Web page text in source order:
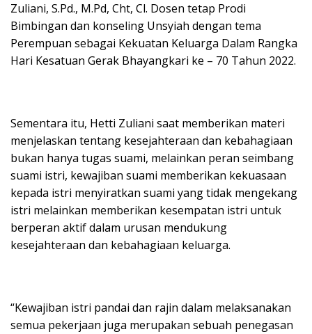
Zuliani, S.Pd., M.Pd, Cht, Cl. Dosen tetap Prodi
Bimbingan dan konseling Unsyiah dengan tema
Perempuan sebagai Kekuatan Keluarga Dalam Rangka
Hari Kesatuan Gerak Bhayangkari ke – 70 Tahun 2022.
Sementara itu, Hetti Zuliani saat memberikan materi
menjelaskan tentang kesejahteraan dan kebahagiaan
bukan hanya tugas suami, melainkan peran seimbang
suami istri, kewajiban suami memberikan kekuasaan
kepada istri menyiratkan suami yang tidak mengekang
istri melainkan memberikan kesempatan istri untuk
berperan aktif dalam urusan mendukung
kesejahteraan dan kebahagiaan keluarga.
“Kewajiban istri pandai dan rajin dalam melaksanakan
semua pekerjaan juga merupakan sebuah penegasan